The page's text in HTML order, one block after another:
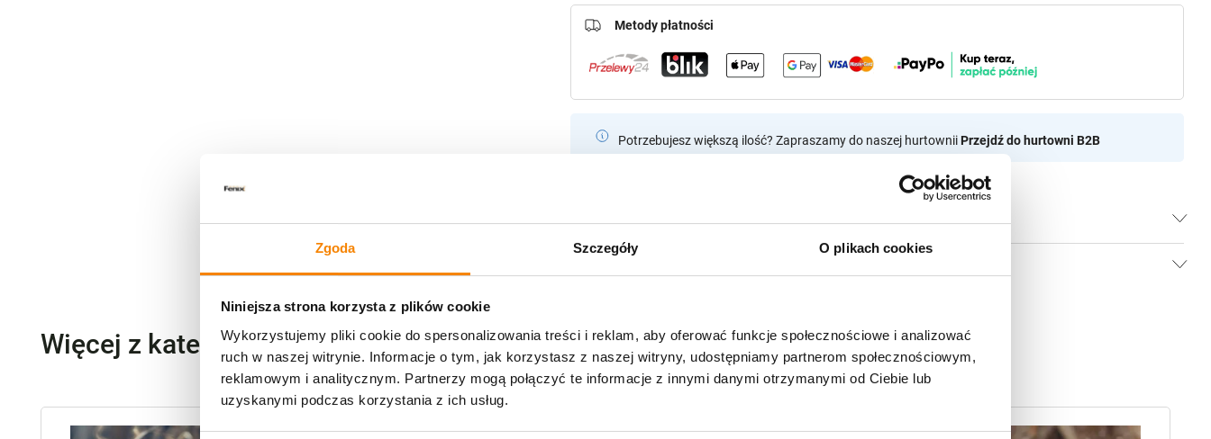
Zgoda Szczegóły O plikach cookies
Niniejsza strona korzysta z plików cookie
Wykorzystujemy pliki cookie do spersonalizowania treści i reklam, aby oferować funkcje społecznościowe i analizować
ruch w naszej witrynie. Informacje o tym, jak korzystasz z naszej witryny, udostępniamy partnerom społecznościowym,
reklamowym i analitycznym. Partnerzy mogą połączyć te informacje z innymi danymi otrzymanymi od Ciebie lub
uzyskanymi podczas korzystania z ich usług.
Potrzebujesz większą ilość? Zapraszamy do naszej hurtowniiPrzejdź do hurtowni B2B
Metody płatności
Specyfikacja
Więcej z kategorii promocje